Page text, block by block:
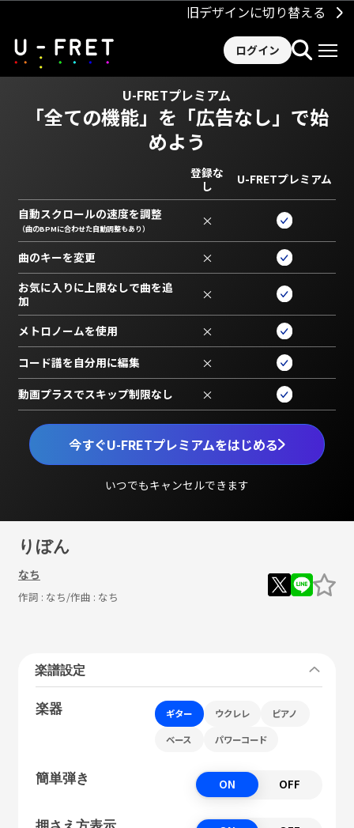
旧デザインに切り替える
ログイン
U-FRETプレミアム
「全ての機能」を 「広告なし」で始
めよう
今すぐU-FRETプレミアムをはじめる
いつでもキャンセルできます
登録な
し
U-FRETプレミアム
自動スクロールの速度を調整
（曲のBPMに合わせた自動調整もあり） ×
曲のキーを変更 ×
お気に入りに上限なしで曲を追
加
×
メトロノームを使用 ×
コード譜を自分用に編集 ×
動画プラスでスキップ制限なし ×
りぼん
なち
作詞 : なち/作曲 : なち
楽譜設定
楽器 ギター ウクレレ ピアノ
ベース パワーコード
簡単弾き ON OFF